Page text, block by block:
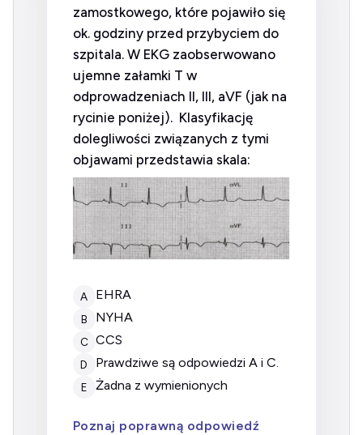
zamostkowego, które pojawiło się
ok. godziny przed przybyciem do
szpitala. W EKG zaobserwowano
ujemne załamki T w
odprowadzeniach II, III, aVF (jak na
rycinie poniżej). Klasyfikację
dolegliwości związanych z tymi
objawami przedstawia skala:
A EHRA
B NYHA
C CCS
D prawdziwe są odpowiedzi A i C.
E żadna z wymienionych
Poznaj poprawną odpowiedź